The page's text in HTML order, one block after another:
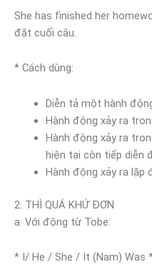
She has finished her
đặt cuối câu.
* Cách dùng:
Diễn tả một hành
Hành động xảy ra
Hành động xảy ra
hiện tại còn tiếp diễn
Hành động xảy ra lặp
2. THÌ QUÁ KHỨ ĐƠN
a. Với động từ Tobe:
* I/ He / She / It (Nam) Was